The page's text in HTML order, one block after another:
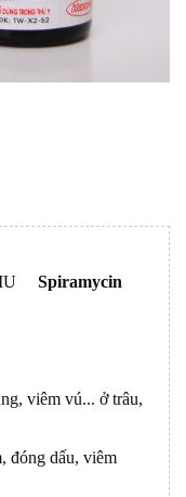
IU Spiramycin
viêm vú... ở trâu,
đóng dấu, viêm